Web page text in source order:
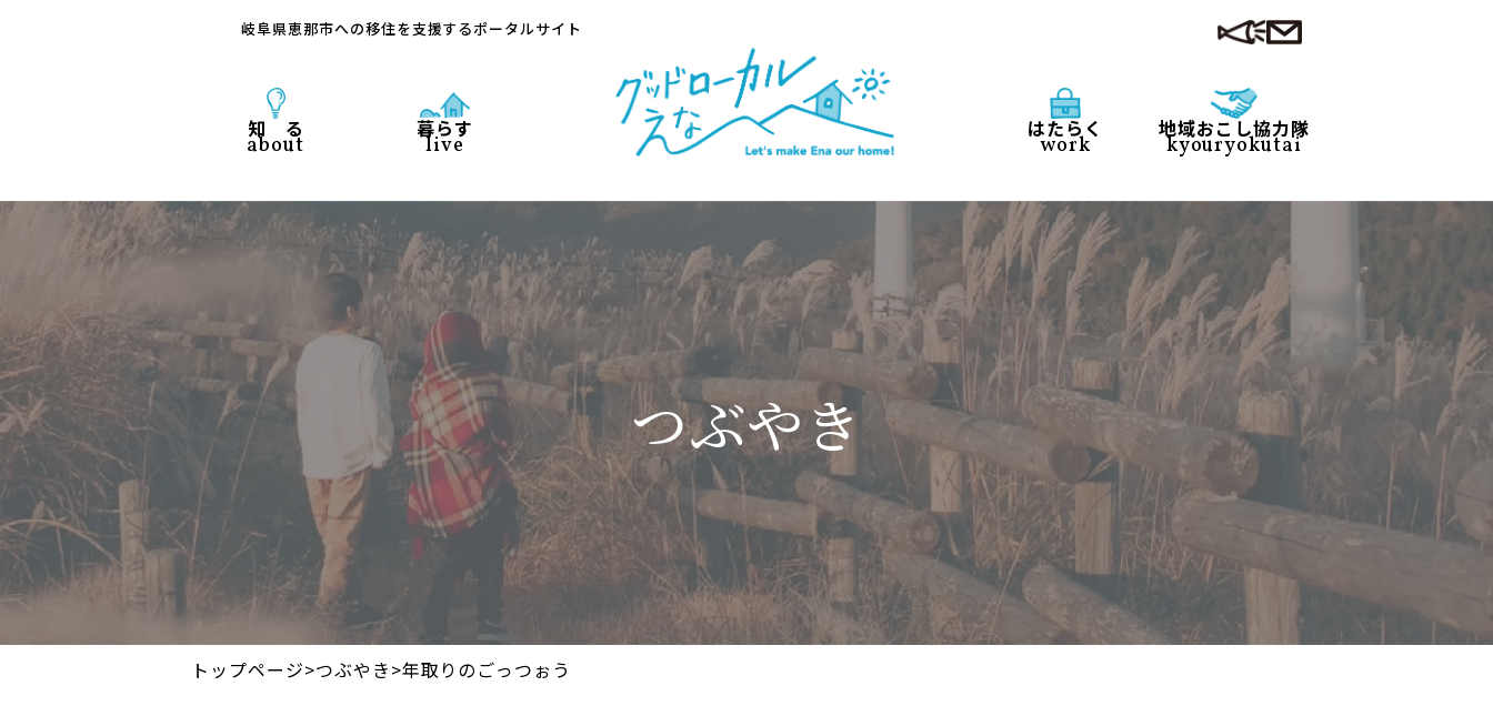
岐阜県恵那市への移住を支援するポータルサイト
知 る
about
暮らす
live
はたらく
work
地域おこし協力隊
kyouryokutai
つぶやき
トップページ>つぶやき>年取りのごっつぉう